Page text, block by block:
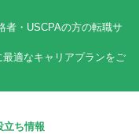
者・USCPAの方の転職サ
適なキャリアプランをご
立ち情報